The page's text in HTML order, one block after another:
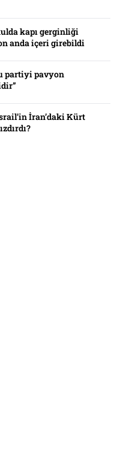
kapı gerginliği
anda içeri girebildi
partiyi pavyon
İran’daki Kürt